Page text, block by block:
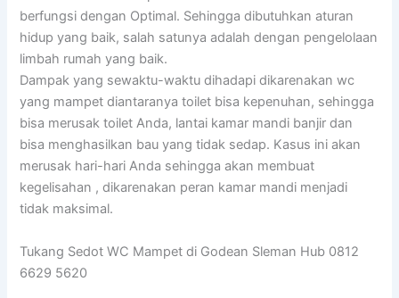
berfungsi dengan Optimal. Sehingga dibutuhkan aturan
hidup yang baik, salah satunya adalah dengan pengelolaan
limbah rumah yang baik.
Dampak yang sewaktu-waktu dihadapi dikarenakan wc
yang mampet diantaranya toilet bisa kepenuhan, sehingga
bisa merusak toilet Anda, lantai kamar mandi banjir dan
bisa menghasilkan bau yang tidak sedap. Kasus ini akan
merusak hari-hari Anda sehingga akan membuat
kegelisahan , dikarenakan peran kamar mandi menjadi
tidak maksimal.
Tukang Sedot WC Mampet di Godean Sleman Hub 0812
6629 5620